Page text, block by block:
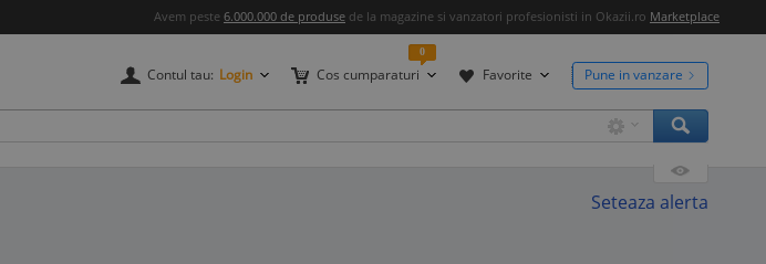
Avem peste 6.000.000 de produse de la magazine si vanzatori profesionisti in Okazii.ro Marketplace
Contul tau: Login Cos cumparaturi
0
Favorite Pune in vanzare
Seteaza alerta